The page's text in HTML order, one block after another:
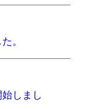
。
しまし